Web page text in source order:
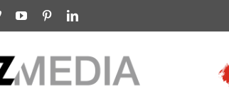
VimeoYouTubePinterestLinkedIn